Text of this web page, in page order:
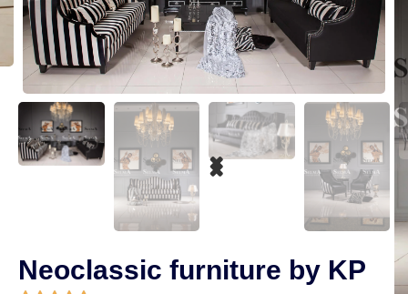
Neoclassic furniture by KP